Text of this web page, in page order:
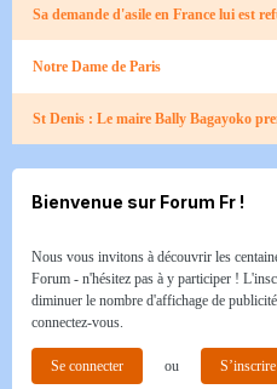
Sa demande d'asile en France lui est
Notre Dame de Paris
St Denis : Le maire Bally Bagayoko
Bienvenue sur Forum Fr !
Nous vous invitons à découvrir les
Forum - n'hésitez pas à y participer !
diminuer le nombre d'affichage de
connectez-vous.
Se connecter ou S’inscrire